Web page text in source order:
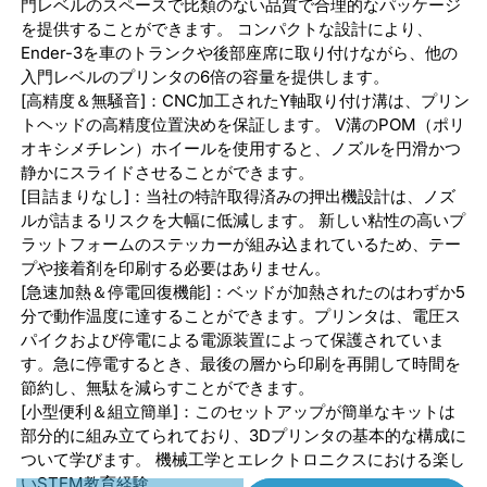
ン
ス
マ
ー
ト
（SainSmart）
×Creality3D
Ender-
3
3D
プ
リ
ン
タ
ン
ス
マ
ー
ト
（SainSmart）
×Creality3D
Ender-
3
3D
プ
リ
ン
タ
門レベルのスペースで比類のない品質で合理的なパッケージ
を提供することができます。 コンパクトな設計により、
Ender-3を車のトランクや後部座席に取り付けながら、他の
入門レベルのプリンタの6倍の容量を提供します。
[高精度＆無騒音]：CNC加工されたY軸取り付け溝は、プリン
トヘッドの高精度位置決めを保証します。 V溝のPOM（ポリ
オキシメチレン）ホイールを使用すると、ノズルを円滑かつ
静かにスライドさせることができます。
[目詰まりなし]：当社の特許取得済みの押出機設計は、ノズ
ルが詰まるリスクを大幅に低減します。 新しい粘性の高いプ
ラットフォームのステッカーが組み込まれているため、テー
プや接着剤を印刷する必要はありません。
[急速加熱＆停電回復機能]：ベッドが加熱されたのはわずか5
分で動作温度に達することができます。プリンタは、電圧ス
パイクおよび停電による電源装置によって保護されていま
す。急に停電するとき、最後の層から印刷を再開して時間を
節約し、無駄を減らすことができます。
[小型便利＆組立簡単]：このセットアップが簡単なキットは
部分的に組み立てられており、3Dプリンタの基本的な構成に
ついて学びます。 機械工学とエレクトロニクスにおける楽し